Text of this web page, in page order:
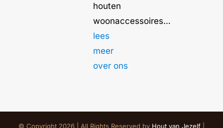
houten
woonaccessoires…
lees
meer
over ons
© Copyright 2026 | All Rights Reserved by Hout van Jezelf